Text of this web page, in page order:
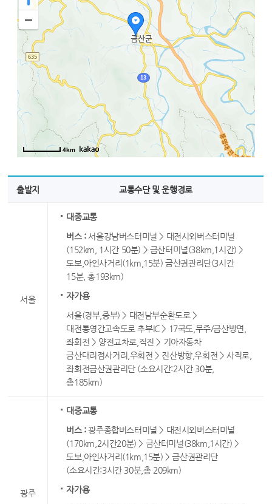
4km
출발지 교통수단 및 운행경로
서울
대중교통
버스 : 서울강남버스터미널 > 대전시외버스터미널
(152km, 1시간 50분) > 금산터미널(38km,1시간) >
도보,아인사거리(1km,15분) 금산권관리단(3시간
15분, 총193km)
자가용
서울(경부,중부) > 대전남부순환도로 >
대전통영간고속도로 추부IC > 17국도,무주/금산방면,
좌회전 > 양전교차로,직진 > 기아자동차
금산대리점사거리,우회전 > 진산방향,우회전 > 사직로,
좌회전금산권관리단 (소요시간:2시간 30분,
총185km)
광주
대중교통
버스 :광주종합버스터미널 > 대전시외버스터미널
(170km,2시간20분) > 금산터미널(38km,1시간) >
도보,아인사거리(1km,15분) > 금산권관리단
(소요시간:3시간 30분,총 209km)
자가용